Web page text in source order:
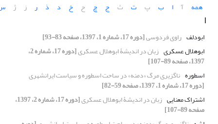
همه
آ ا ب پ ت ث ج چ ح خ د ذ ر ز ژ
ا
ابودلف راوی فردوسی[دوره 17، شماره 1، 1397، صفحه 83-93]
ابوهلال عسکرى زبان در اندیشۀ ابوهلال عسکری [دوره 17، شماره 2،
1397، صفحه 89-107]
اسطوره ناگزیری مرگ «دمنه» در ساحت اسطوره و سیاست ایرانشهری
[دوره 17، شماره 1، 1397، صفحه 59-82]
اشتراک معنایی زبان در اندیشۀ ابوهلال عسکری [دوره 17، شماره 2، 1397،
صفحه 89-107]